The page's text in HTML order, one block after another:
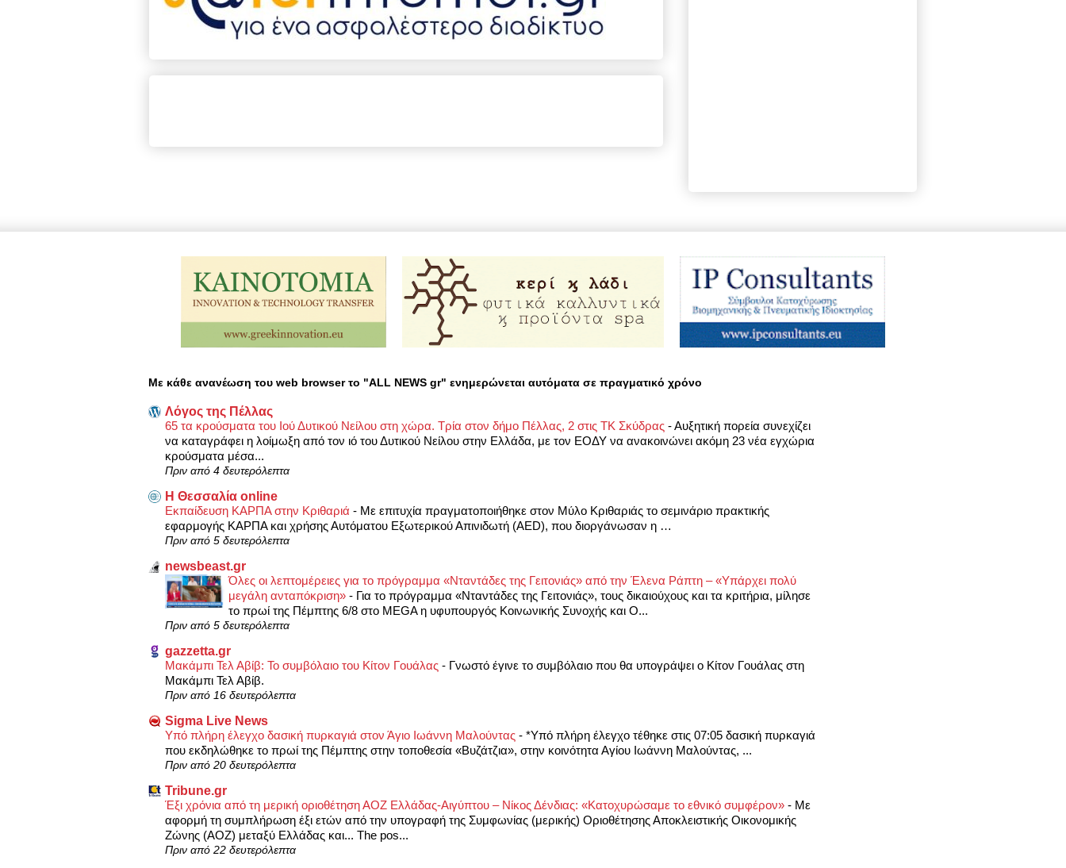
Με κάθε ανανέωση του web browser το "ALL NEWS gr" ενημερώνεται αυτόματα σε πραγματικό χρόνο
Λόγος της Πέλλας
65 τα κρούσματα του Ιού Δυτικού Νείλου στη χώρα. Τρία στον δήμο Πέλλας, 2 στις ΤΚ Σκύδρας -Αυξητική πορεία συνεχίζει
να καταγράφει η λοίμωξη από τον ιό του Δυτικού Νείλου στην Ελλάδα, με τον ΕΟΔΥ να ανακοινώνει ακόμη 23 νέα εγχώρια
κρούσματα μέσα...
Πριν από 4 δευτερόλεπτα
Η Θεσσαλία online
Εκπαίδευση ΚΑΡΠΑ στην Κριθαριά - Με επιτυχία πραγματοποιήθηκε στον Μύλο Κριθαριάς το σεμινάριο πρακτικής
εφαρμογής ΚΑΡΠΑ και χρήσης Αυτόματου Εξωτερικού Απινιδωτή (AED), που διοργάνωσαν η …
Πριν από 5 δευτερόλεπτα
newsbeast.gr
Όλες οι λεπτομέρειες για το πρόγραμμα «Νταντάδες της Γειτονιάς» από την Έλενα Ράπτη – «Υπάρχει πολύ
μεγάλη ανταπόκριση» - Για το πρόγραμμα «Νταντάδες της Γειτονιάς», τους δικαιούχους και τα κριτήρια, μίλησε
το πρωί της Πέμπτης 6/8 στο MEGA η υφυπουργός Κοινωνικής Συνοχής και Ο...
Πριν από 5 δευτερόλεπτα
gazzetta.gr
Μακάμπι Τελ Αβίβ: Το συμβόλαιο του Κίτον Γουάλας - Γνωστό έγινε το συμβόλαιο που θα υπογράψει ο Κίτον Γουάλας στη
Μακάμπι Τελ Αβίβ.
Πριν από 16 δευτερόλεπτα
Sigma Live News
Υπό πλήρη έλεγχο δασική πυρκαγιά στον Άγιο Ιωάννη Μαλούντας - *Υπό πλήρη έλεγχο τέθηκε στις 07:05 δασική πυρκαγιά
που εκδηλώθηκε το πρωί της Πέμπτης στην τοποθεσία «Βυζάτζια», στην κοινότητα Αγίου Ιωάννη Μαλούντας, ...
Πριν από 20 δευτερόλεπτα
Tribune.gr
Έξι χρόνια από τη μερική οριοθέτηση ΑΟΖ Ελλάδας-Αιγύπτου – Νίκος Δένδιας: «Κατοχυρώσαμε το εθνικό συμφέρον» - Με
αφορμή τη συμπλήρωση έξι ετών από την υπογραφή της Συμφωνίας (μερικής) Οριοθέτησης Αποκλειστικής Οικονομικής
Ζώνης (ΑΟΖ) μεταξύ Ελλάδας και... The pos...
Πριν από 22 δευτερόλεπτα